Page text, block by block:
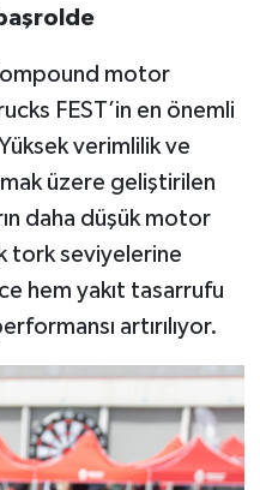
motor
FEST’in en önemli
verimlilik ve
üzere geliştirilen
daha düşük motor
tork seviyelerine
hem yakıt tasarrufu
artırılıyor.